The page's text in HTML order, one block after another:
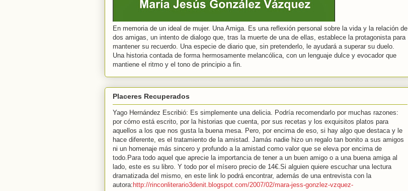
En memoria de un ideal de mujer. Una Amiga. Es una reflexión personal sobre la vida y la relación de
dos amigas, un intento de dialogo que, tras la muerte de una de ellas, establece la protagonista para
mantener su recuerdo. Una especie de diario que, sin pretenderlo, le ayudará a superar su duelo.
Una historia contada de forma hermosamente melancólica, con un lenguaje dulce y evocador que
mantiene el ritmo y el tono de principio a fin.
Placeres Recuperados
Yago Hernández Escribió: Es simplemente una delicia. Podría recomendarlo por muchas razones:
por cómo está escrito, por la historias que cuenta, por sus recetas y los exquisitos platos para
aquellos a los que nos gusta la buena mesa. Pero, por encima de eso, si hay algo que destaca y le
hace diferente, es el tratamiento de la amistad. Jamás nadie hizo un regalo tan bonito a sus amigos
ni un homenaje más sincero y profundo a la amistad como valor que se eleva por encima de
todo.Para todo aquel que aprecie la importancia de tener a un buen amigo o a una buena amiga al
lado, este es su libro. Y todo por el mísero precio de 14€.Si alguien quiere escuchar una lectura
dramatizada del mismo, en este link lo podrá encontrar, además de una entrevista con la
autora: http://rinconliterario3denit.blogspot.com/2007/02/mara-jess-gonzlez-vzquez-